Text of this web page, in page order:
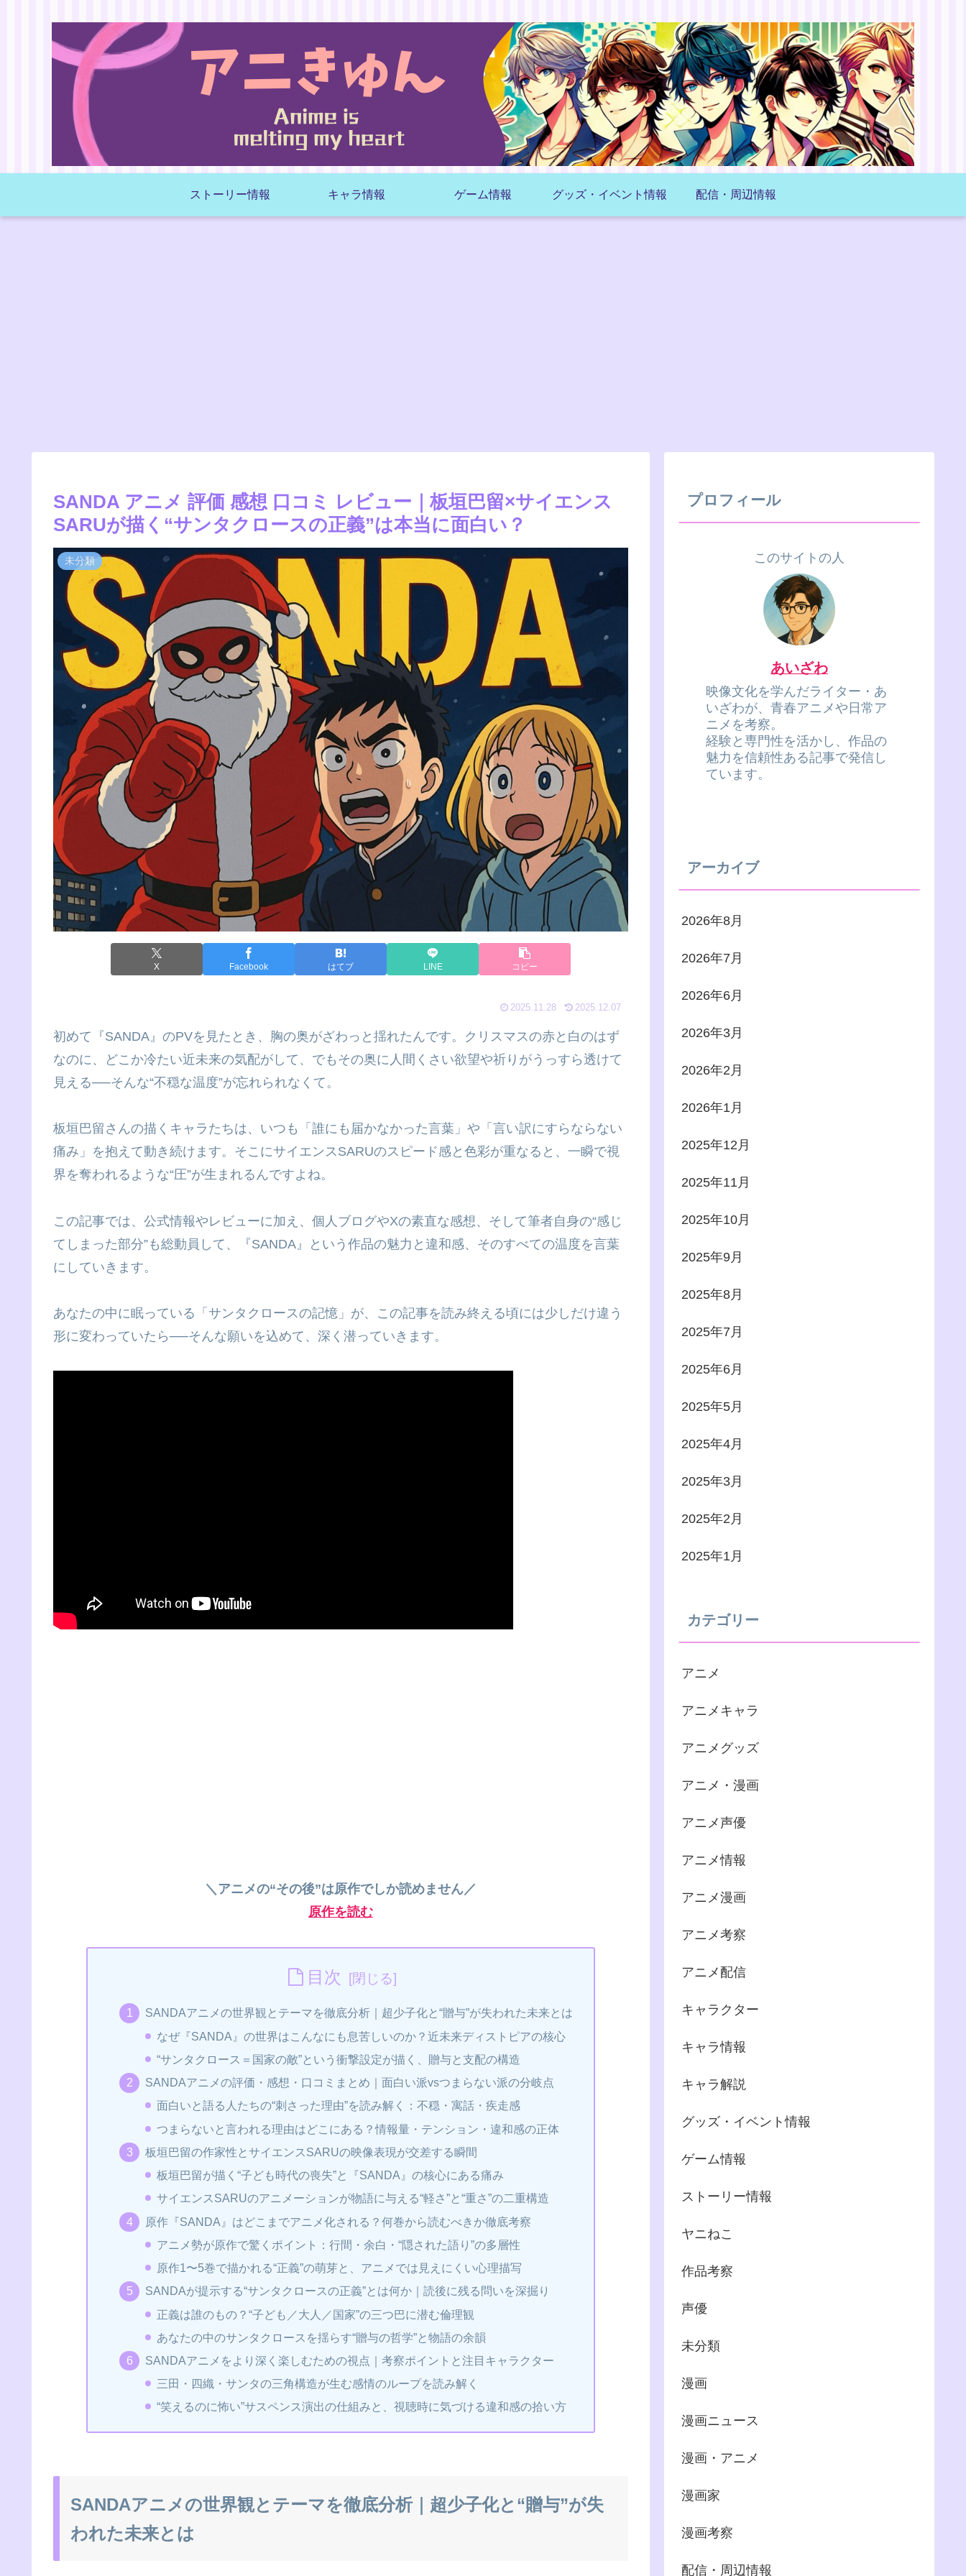
ストーリー情報 キャラ情報 ゲーム情報 グッズ・イベント情報 配信・周辺情報
SANDA アニメ 評価 感想 口コミ レビュー｜板垣巴留×サイエンス
SARUが描く“サンタクロースの正義”は本当に面白い？
未分類
X Facebook はてブ LINE コピー
2025.11.28 2025.12.07
初めて『SANDA』のPVを見たとき、胸の奥がざわっと揺れたんです。クリスマスの赤と白のはず
なのに、どこか冷たい近未来の気配がして、でもその奥に人間くさい欲望や祈りがうっすら透けて
見える──そんな“不穏な温度”が忘れられなくて。
板垣巴留さんの描くキャラたちは、いつも「誰にも届かなかった言葉」や「言い訳にすらならない
痛み」を抱えて動き続けます。そこにサイエンスSARUのスピード感と色彩が重なると、一瞬で視
界を奪われるような“圧”が生まれるんですよね。
この記事では、公式情報やレビューに加え、個人ブログやXの素直な感想、そして筆者自身の“感じ
てしまった部分”も総動員して、『SANDA』という作品の魅力と違和感、そのすべての温度を言葉
にしていきます。
あなたの中に眠っている「サンタクロースの記憶」が、この記事を読み終える頃には少しだけ違う
形に変わっていたら──そんな願いを込めて、深く潜っていきます。
＼アニメの“その後”は原作でしか読めません／
原作を読む
目次
SANDAアニメの世界観とテーマを徹底分析｜超少子化と“贈与”が失われた未来とは
なぜ『SANDA』の世界はこんなにも息苦しいのか？近未来ディストピアの核心
“サンタクロース＝国家の敵”という衝撃設定が描く、贈与と支配の構造
SANDAアニメの評価・感想・口コミまとめ｜面白い派vsつまらない派の分岐点
面白いと語る人たちの“刺さった理由”を読み解く：不穏・寓話・疾走感
つまらないと言われる理由はどこにある？情報量・テンション・違和感の正体
板垣巴留の作家性とサイエンスSARUの映像表現が交差する瞬間
板垣巴留が描く“子ども時代の喪失”と『SANDA』の核心にある痛み
サイエンスSARUのアニメーションが物語に与える“軽さ”と“重さ”の二重構造
原作『SANDA』はどこまでアニメ化される？何巻から読むべきか徹底考察
アニメ勢が原作で驚くポイント：行間・余白・“隠された語り”の多層性
原作1〜5巻で描かれる“正義”の萌芽と、アニメでは見えにくい心理描写
SANDAが提示する“サンタクロースの正義”とは何か｜読後に残る問いを深掘り
正義は誰のもの？“子ども／大人／国家”の三つ巴に潜む倫理観
あなたの中のサンタクロースを揺らす“贈与の哲学”と物語の余韻
SANDAアニメをより深く楽しむための視点｜考察ポイントと注目キャラクター
三田・四織・サンタの三角構造が生む感情のループを読み解く
“笑えるのに怖い”サスペンス演出の仕組みと、視聴時に気づける違和感の拾い方
SANDAアニメの世界観とテーマを徹底分析｜超少子化と“贈与”が失
われた未来とは
プロフィール
このサイトの人
あいざわ
映像文化を学んだライター・あ
いざわが、青春アニメや日常ア
ニメを考察。
経験と専門性を活かし、作品の
魅力を信頼性ある記事で発信し
ています。
アーカイブ
2026年8月
2026年7月
2026年6月
2026年3月
2026年2月
2026年1月
2025年12月
2025年11月
2025年10月
2025年9月
2025年8月
2025年7月
2025年6月
2025年5月
2025年4月
2025年3月
2025年2月
2025年1月
カテゴリー
アニメ
アニメキャラ
アニメグッズ
アニメ・漫画
アニメ声優
アニメ情報
アニメ漫画
アニメ考察
アニメ配信
キャラクター
キャラ情報
キャラ解説
グッズ・イベント情報
ゲーム情報
ストーリー情報
ヤニねこ
作品考察
声優
未分類
漫画
漫画ニュース
漫画・アニメ
漫画家
漫画考察
配信・周辺情報